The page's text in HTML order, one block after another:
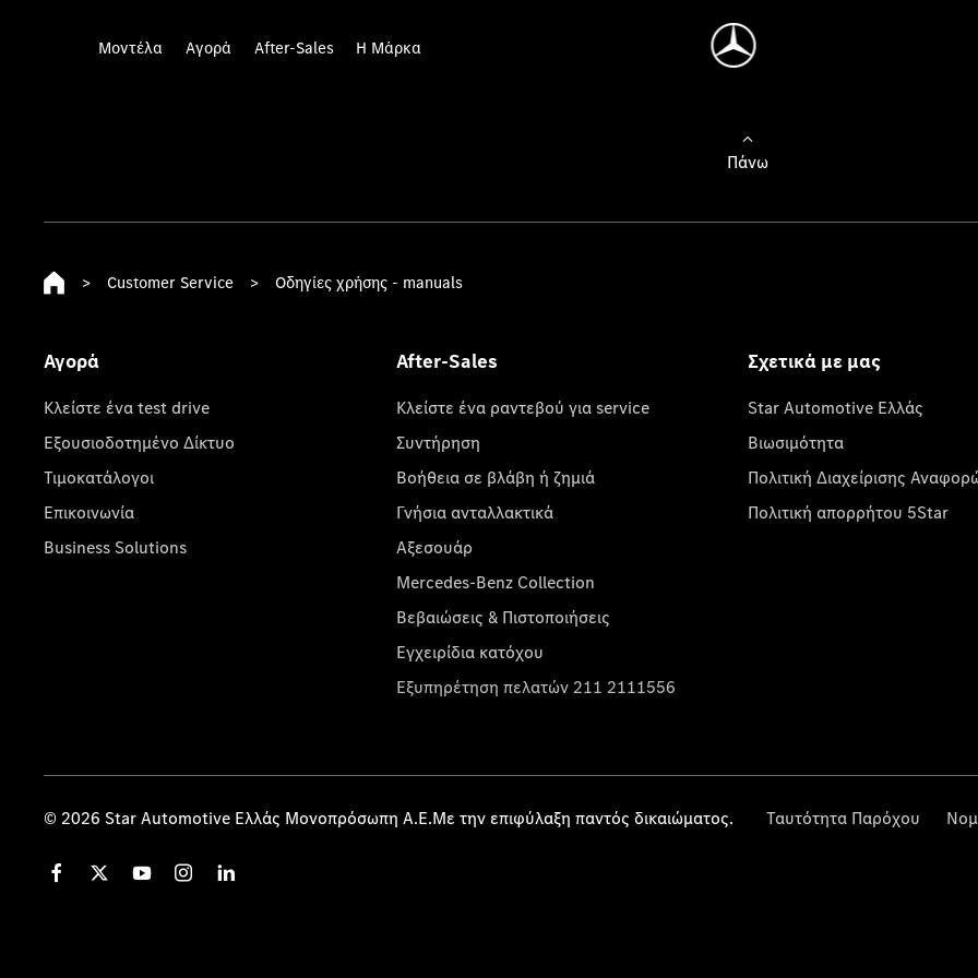
Μοντέλα Αγορά After-Sales Η Μάρκα
Πάνω
> Customer Service > Οδηγίες χρήσης - manuals
Αγορά
Κλείστε ένα test drive
Εξουσιοδοτημένο Δίκτυο
Τιμοκατάλογοι
Επικοινωνία
Business Solutions
After-Sales
Κλείστε ένα ραντεβού για service
Συντήρηση
Βοήθεια σε βλάβη ή ζημιά
Γνήσια ανταλλακτικά
Αξεσουάρ
Mercedes-Benz Collection
Βεβαιώσεις & Πιστοποιήσεις
Εγχειρίδια κατόχου
Εξυπηρέτηση πελατών 211 2111556
Σχετικά με μας
Star Automotive Ελλάς
Βιωσιμότητα
Πολιτική Διαχείρισης
Πολιτική απορρήτου 5Star
© 2026 Star Automotive Ελλάς Μονοπρόσωπη Α.Ε.Με την επιφύλαξη παντός δικαιώματος. Ταυτότητα Παρόχου